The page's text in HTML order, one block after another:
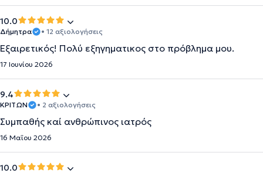
10.0
Δήμητρα • 12 αξιολογήσεις
Εξαιρετικός! Πολύ εξηγηματικος στο πρόβλημα μου.
17 Ιουνίου 2026
9.4
ΚΡΙΤΩΝ • 2 αξιολογήσεις
Συμπαθής καί ανθρώπινος ιατρός
16 Μαΐου 2026
10.0